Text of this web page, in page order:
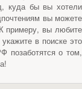
куда бы вы хотели
вы можете
примеру, вы любите
в поиске это
позаботятся о том,